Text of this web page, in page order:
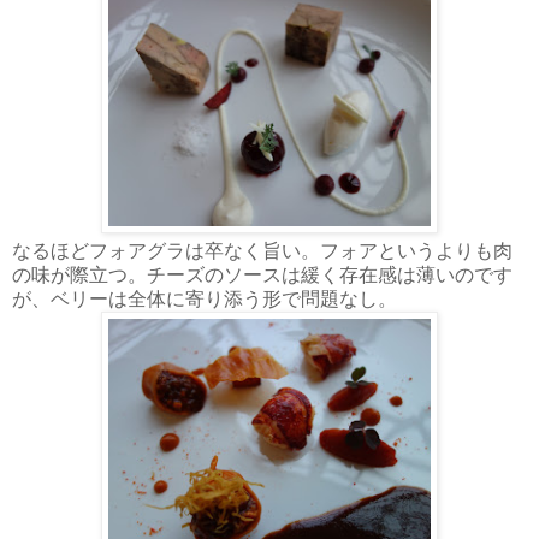
なるほどフォアグラは卒なく旨い。フォアというよりも肉
の味が際立つ。チーズのソースは緩く存在感は薄いのです
が、ベリーは全体に寄り添う形で問題なし。